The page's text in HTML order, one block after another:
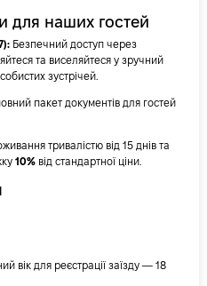
для наших гостей
Безпечний доступ через
та виселяйтеся у зручний
зустрічей.
пакет документів для гостей
тривалістю від 15 днів та
10% від стандартної ціни.
вік для реєстрації заїзду — 18